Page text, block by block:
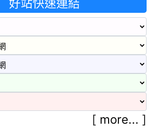
好站快速連結
[ more... ]